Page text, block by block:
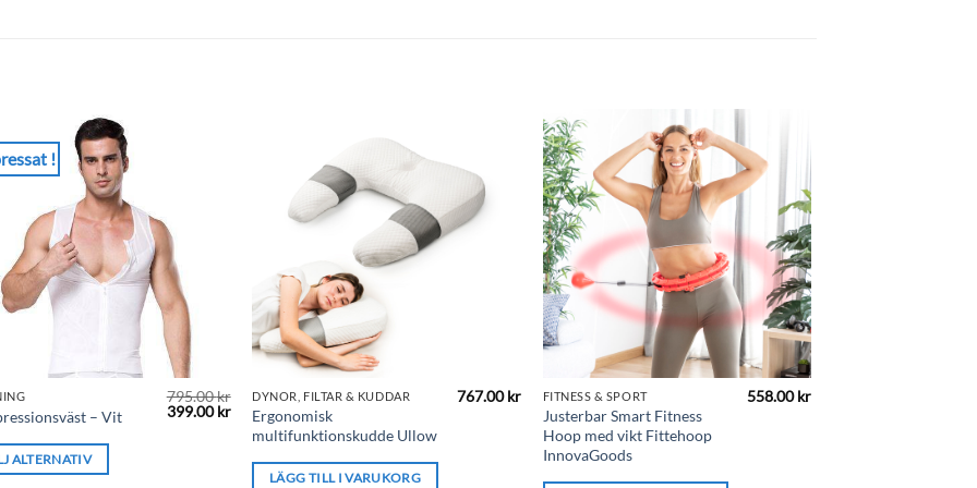
!
– Vit
795.00kr
Det
399.00krDet
nuvarande
priset
399.00 kr.
ALTERNATIV
DYNOR, FILTAR & KUDDAR
Ergonomisk
multifunktionskudde Ullow
767.00kr
LÄGG TILL I VARUKORG
FITNESS & SPORT
Justerbar Smart Fitness
Hoop med vikt Fittehoop
InnovaGoods
558.00kr